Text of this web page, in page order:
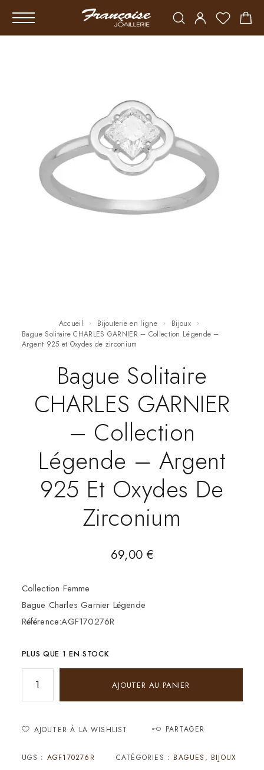
Accueil Bijouterie en ligne
Bijoux
Bague Solitaire CHARLES GARNIER – Collection Légende –
Argent 925 et Oxydes de zirconium
Bague Solitaire
CHARLES GARNIER
– Collection
Légende – Argent
925 Et Oxydes De
Zirconium
69,00€
Collection Femme
Bague Charles Garnier Légende
Référence:AGF170276R
PLUS QUE 1 EN STOCK
AJOUTER AU PANIER
AJOUTER À LA WISHLIST PARTAGER
UGS : AGF170276R CATÉGORIES : BAGUES , BIJOUX